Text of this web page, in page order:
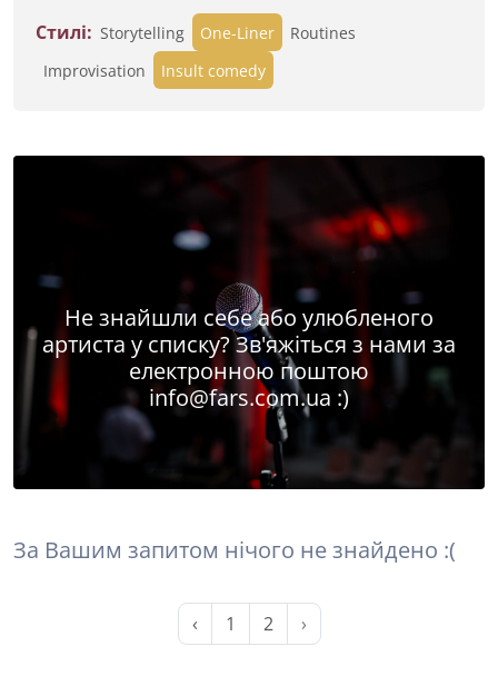
Стилі: Storytelling One-Liner
Routines
Improvisation
Insult comedy
Не знайшли себе або улюбленого
артиста у списку? Зв'яжіться з нами за
електронною поштою
info@fars.com.ua :)
За Вашим запитом нічого не знайдено :(
‹ 1 2 ›